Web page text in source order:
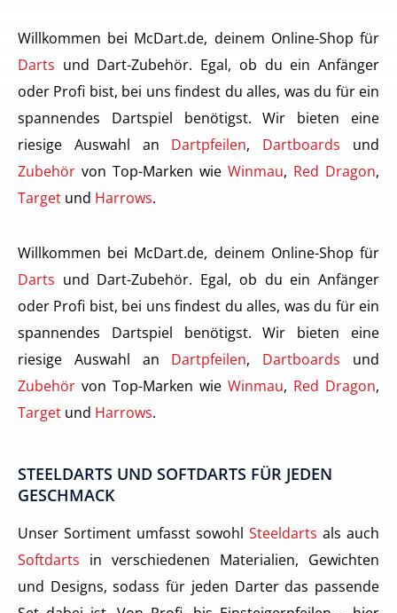
Willkommen bei McDart.de, deinem Online-Shop für
Darts und Dart-Zubehör. Egal, ob du ein Anfänger
oder Profi bist, bei uns findest du alles, was du für ein
spannendes Dartspiel benötigst. Wir bieten eine
riesige Auswahl an Dartpfeilen, Dartboards und
Zubehör von Top-Marken wie Winmau, Red Dragon,
Target und Harrows.
Willkommen bei McDart.de, deinem Online-Shop für
Darts und Dart-Zubehör. Egal, ob du ein Anfänger
oder Profi bist, bei uns findest du alles, was du für ein
spannendes Dartspiel benötigst. Wir bieten eine
riesige Auswahl an Dartpfeilen, Dartboards und
Zubehör von Top-Marken wie Winmau, Red Dragon,
Target und Harrows.
STEELDARTS UND SOFTDARTS FÜR JEDEN
GESCHMACK
Unser Sortiment umfasst sowohl Steeldarts als auch
Softdarts in verschiedenen Materialien, Gewichten
und Designs, sodass für jeden Darter das passende